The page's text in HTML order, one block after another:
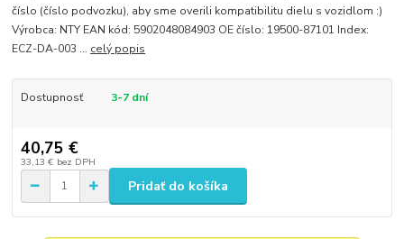
číslo (číslo podvozku), aby sme overili kompatibilitu dielu s vozidlom :)
Výrobca: NTY EAN kód: 5902048084903 OE číslo: 19500-87101 Index:
ECZ-DA-003 ... celý popis
Dostupnosť 3-7 dní
40,75 €
33,13 € bez DPH
Pridať do košíka